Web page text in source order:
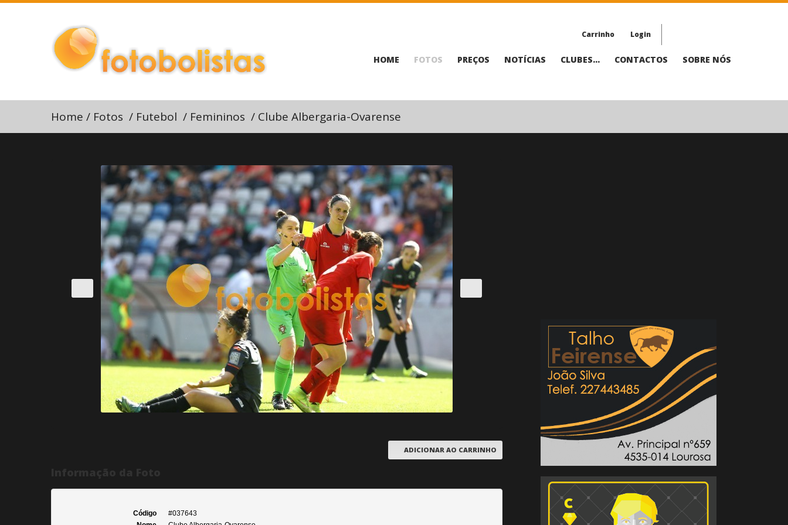
Carrinho Login
HOME FOTOS PREÇOS NOTÍCIAS CLUBES... CONTACTOS SOBRE NÓS
Home / Fotos / Futebol / Femininos / Clube Albergaria-Ovarense
ADICIONAR AO CARRINHO
Código
#037643